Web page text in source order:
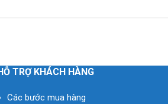
TRỢ KHÁCH HÀNG
Các bước mua hàng